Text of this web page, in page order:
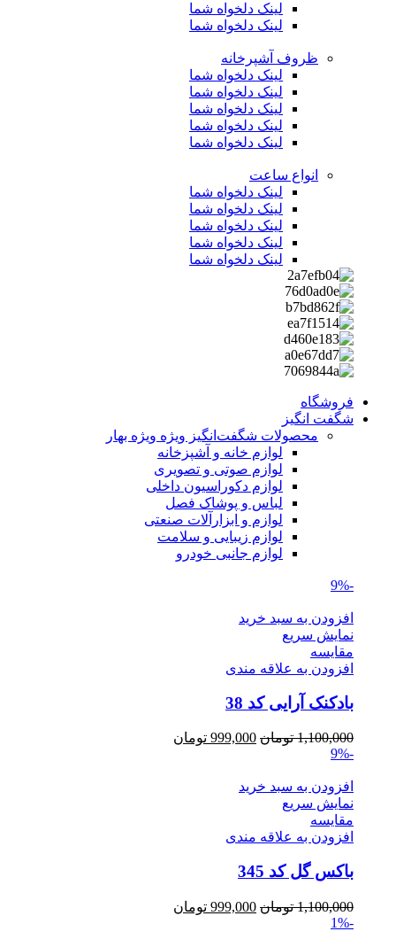
لینک دلخواه شما
لینک دلخواه شما
ظروف آشپرخانه
لینک دلخواه شما
لینک دلخواه شما
لینک دلخواه شما
لینک دلخواه شما
لینک دلخواه شما
انواع ساعت
لینک دلخواه شما
لینک دلخواه شما
لینک دلخواه شما
لینک دلخواه شما
لینک دلخواه شما
فروشگاه
شگفت انگیز
محصولات شگفت‌انگیز ویژه ویژه بهار
لوازم خانه و آشپزخانه
لوازم صوتی و تصویری
لوازم دکوراسیون داخلی
لباس و پوشاک فصل
لوازم و ابزارآلات صنعتی
لوازم زیبایی و سلامت
لوازم جانبی خودرو
-9%
افزودن به سبد خرید
نمایش سریع
مقايسه
افزودن به علاقه مندی
بادکنک آرایی کد 38
1,100,000 تومان Original
1,100,000 تومان.
999,000 تومان
-9%
افزودن به سبد خرید
نمایش سریع
مقايسه
افزودن به علاقه مندی
باکس گل کد 345
1,100,000 تومان Original
999,000 تومان
-1%